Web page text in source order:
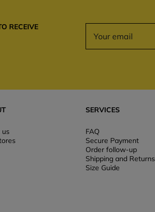
RECEIVE
SERVICES
FAQ
Secure Payment
Order follow-up
Shipping and Returns
Size Guide